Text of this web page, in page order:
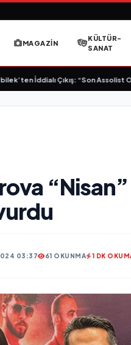
MAGAZIN
KÜLTÜR-
SANAT
İddialı Çıkış: “Son Assolist
03:37 61 OKUNMA 1 DK